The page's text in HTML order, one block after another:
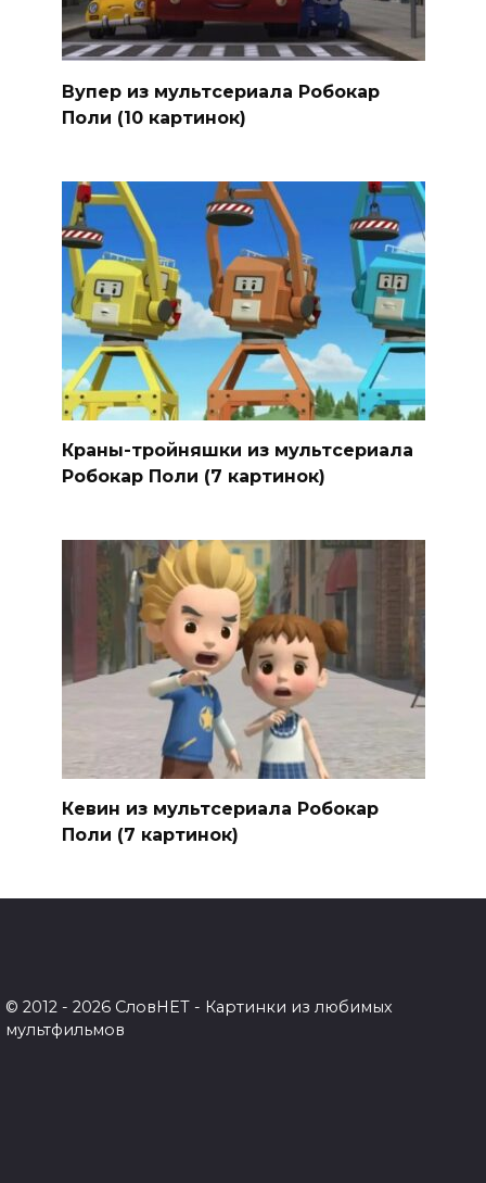
Вупер из мультсериала Робокар
Поли (10 картинок)
Краны-тройняшки из мультсериала
Робокар Поли (7 картинок)
Кевин из мультсериала Робокар
Поли (7 картинок)
© 2012 - 2026 СловНЕТ - Картинки из любимых
мультфильмов